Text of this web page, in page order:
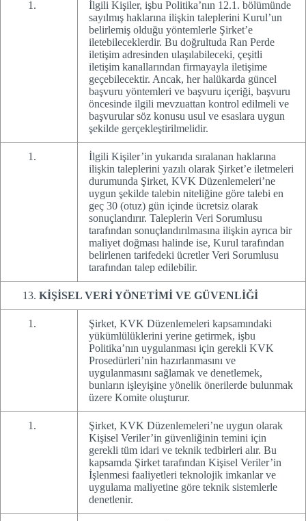
İlgili Kişiler, işbu Politika’nın 12.1. bölümünde
sayılmış haklarına ilişkin taleplerini Kurul’un
belirlemiş olduğu yöntemlerle Şirket’e
iletebileceklerdir. Bu doğrultuda Ran Perde
iletişim adresinden ulaşılabileceki, çeşitli
iletişim kanallarından firmayayla iletişime
geçebilecektir. Ancak, her halükarda güncel
başvuru yöntemleri ve başvuru içeriği, başvuru
öncesinde ilgili mevzuattan kontrol edilmeli ve
başvurular söz konusu usul ve esaslara uygun
şekilde gerçekleştirilmelidir.
İlgili Kişiler’in yukarıda sıralanan haklarına
ilişkin taleplerini yazılı olarak Şirket’e iletmeleri
durumunda Şirket, KVK Düzenlemeleri’ne
uygun şekilde talebin niteliğine göre talebi en
geç 30 (otuz) gün içinde ücretsiz olarak
sonuçlandırır. Taleplerin Veri Sorumlusu
tarafından sonuçlandırılmasına ilişkin ayrıca bir
maliyet doğması halinde ise, Kurul tarafından
belirlenen tarifedeki ücretler Veri Sorumlusu
tarafından talep edilebilir.
KİŞİSEL VERİ YÖNETİMİ VE GÜVENLİĞİ
Şirket, KVK Düzenlemeleri kapsamındaki
yükümlülüklerini yerine getirmek, işbu
Politika’nın uygulanması için gerekli KVK
Prosedürleri’nin hazırlanmasını ve
uygulanmasını sağlamak ve denetlemek,
bunların işleyişine yönelik önerilerde bulunmak
üzere Komite oluşturur.
Şirket, KVK Düzenlemeleri’ne uygun olarak
Kişisel Veriler’in güvenliğinin temini için
gerekli tüm idari ve teknik tedbirleri alır. Bu
kapsamda Şirket tarafından Kişisel Veriler’in
İşlenmesi faaliyetleri teknolojik imkanlar ve
uygulama maliyetine göre teknik sistemlerle
denetlenir.